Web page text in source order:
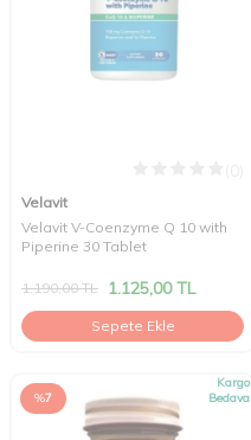
Velavit
Velavit V-Coenzyme Q 10 with
Piperine 30 Tablet
1.190,00TL 1.125,00TL
Sepete Ekle
%7
Kargo
Bedava